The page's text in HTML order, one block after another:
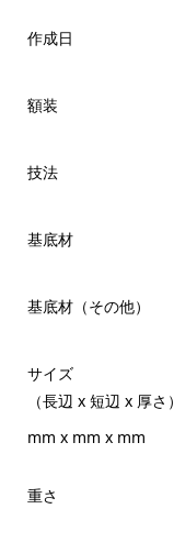
作成日
額装
技法
基底材
基底材（その他）
サイズ
（長辺 x 短辺 x 厚さ）
mm x mm x mm
重さ